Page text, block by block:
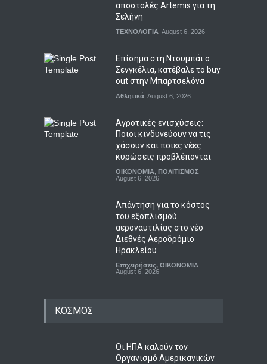
αποστολές Artemis για τη
Σελήνη
ΤΕΧΝΟΛΟΓΙΑ August 6, 2026
Επίσημα στη Ντουμπάι ο
Σενγκέλια, κατέβαλε το buy
out στην Μπαρτσελόνα
Αθλητικά August 6, 2026
Αγροτικές ενισχύσεις:
Ποιοι κινδυνεύουν να τις
χάσουν και ποιες νέες
κυρώσεις προβλέπονται
ΟΙΚΟΝΟΜΙΑ, ΠΟΛΙΤΙΣΜΟΣ
August 6, 2026
Απάντηση για το κόστος
του εξοπλισμού
αεροναυτιλίας στο νέο
Διεθνές Αεροδρόμιο
Ηρακλείου
Επιχειρήσεις, ΟΙΚΟΝΟΜΙΑ
August 6, 2026
ΚΟΣΜΟΣ
Οι ΗΠΑ καλούν τον
Οργανισμό Αμερικανικών